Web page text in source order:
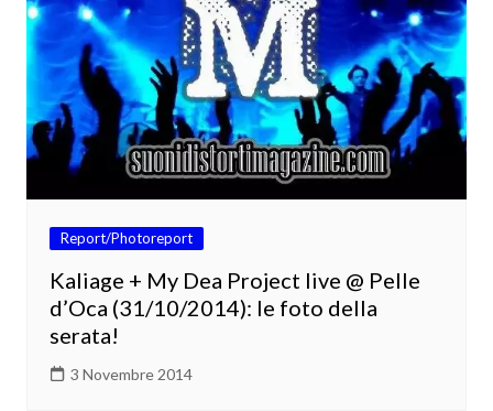
Report/Photoreport
Kaliage + My Dea Project live @ Pelle
d’Oca (31/10/2014): le foto della
serata!
3 Novembre 2014